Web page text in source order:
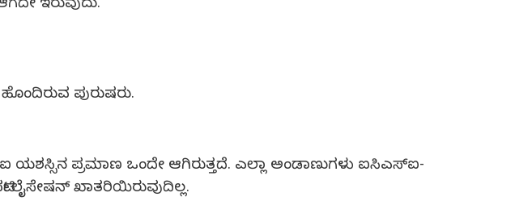
ಇರುವುದು.
ಪುರುಷರು.
ಯಶಸ್ಸಿನ ಪ್ರಮಾಣ ಒಂದೇ ಆಗಿರುತ್ತದೆ. ಎಲ್ಲಾ ಅಂಡಾಣುಗಳು ಐಸಿಎಸ್‍ಐ-
ಖಾತರಿಯಿರುವುದಿಲ್ಲ.